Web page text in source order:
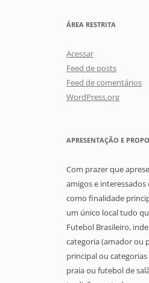
ÁREA RESTRITA
Acessar
Feed de posts
Feed de comentários
WordPress.org
APRESENTAÇÃO E
Com prazer que
amigos e
como finalidade
um único local tudo
Futebol Brasileiro,
categoria (amador ou
principal ou
praia ou futebol de